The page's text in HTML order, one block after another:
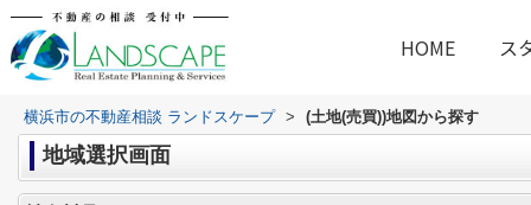
HOME ス
横浜市の不動産相談 ランドスケープ > (土地(売買))地図から探す
地域選択画面